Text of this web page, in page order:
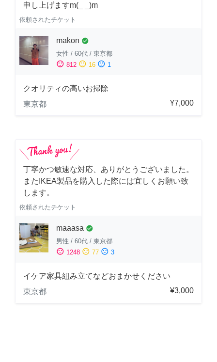
申し上げますm(_ _)m
依頼されたチケット
makon check_circle
女性 / 60代 / 東京都
sentiment_satisfied 812 sentiment_neutral 16 sentiment_dissatisfied 1
クオリティの高いお掃除
東京都
¥7,000
丁寧かつ敏速な対応、ありがとうございました。
またIKEA製品を購入した際には宜しくお願い致
します。
依頼されたチケット
maaasa check_circle
男性 / 60代 / 東京都
sentiment_satisfied 1248 sentiment_neutral 77 sentiment_dissatisfied 3
イケア家具組み立てなどおまかせください
東京都
¥3,000